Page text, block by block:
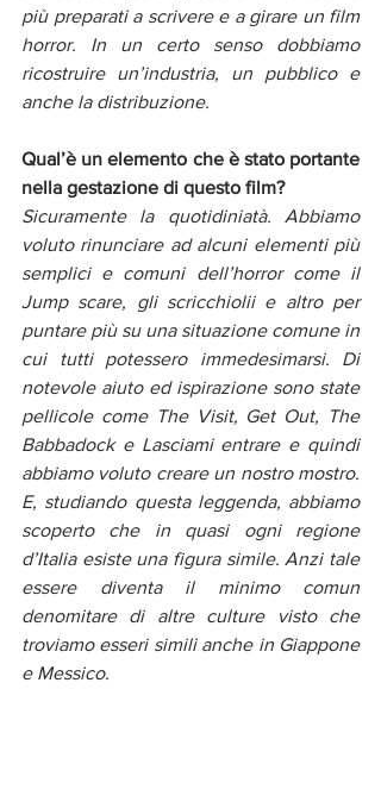
più preparati a scrivere e a girare un film
horror. In un certo senso dobbiamo
ricostruire un’industria, un pubblico e
anche la distribuzione.
Qual’è un elemento che è stato portante
nella gestazione di questo film?
Sicuramente la quotidiniatà. Abbiamo
voluto rinunciare ad alcuni elementi più
semplici e comuni dell’horror come il
Jump scare, gli scricchiolii e altro per
puntare più su una situazione comune in
cui tutti potessero immedesimarsi. Di
notevole aiuto ed ispirazione sono state
pellicole come The Visit, Get Out, The
Babbadock e Lasciami entrare e quindi
abbiamo voluto creare un nostro mostro.
E, studiando questa leggenda, abbiamo
scoperto che in quasi ogni regione
d’Italia esiste una figura simile. Anzi tale
essere diventa il minimo comun
denomitare di altre culture visto che
troviamo esseri simili anche in Giappone
e Messico.